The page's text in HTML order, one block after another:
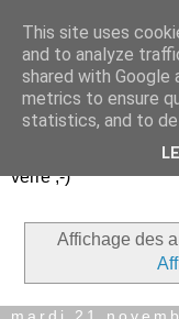
Un peu
coings...
Découvrir le monde.
verre ;-)
Affichage des
This site uses
and to analyze
shared with Google
metrics to ensure
statistics, and to